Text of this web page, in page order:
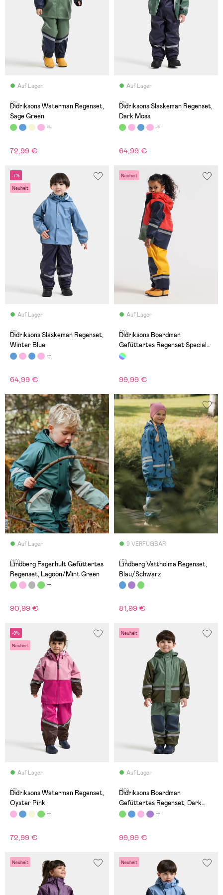
Auf Lager
(2)
Didriksons Waterman Regenset,
Sage Green
72,99 €
Auf Lager
(2)
Didriksons Slaskeman Regenset,
Dark Moss
64,99 €
-7%
Neuheit
Auf Lager
(2)
Didriksons Slaskeman Regenset,
Winter Blue
64,99 €
Neuheit
Auf Lager
(0)
Didriksons Boardman
Gefüttertes Regenset Special
Edition, Paprika
99,99 €
Auf Lager
(10)
Lindberg Fagerhult Gefüttertes
Regenset, Lagoon/Mint Green
90,99 €
9 VERFÜGBAR
(5)
Lindberg Vattholma Regenset,
Blau/Schwarz
81,99 €
-9%
Neuheit
Auf Lager
(2)
Didriksons Waterman Regenset,
Oyster Pink
72,99 €
Neuheit
Auf Lager
(10)
Didriksons Boardman
Gefüttertes Regenset, Dark
Moss
99,99 €
Neuheit Neuheit